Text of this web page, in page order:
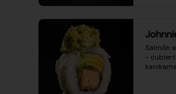
Salmón
-
kanikama